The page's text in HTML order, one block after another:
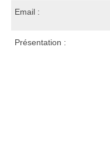
Email :
Présentation :